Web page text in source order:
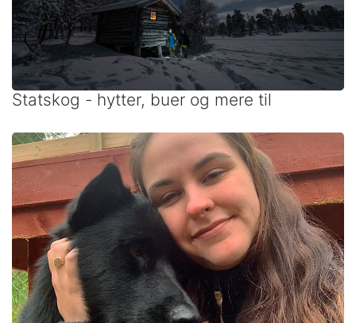
Statskog - hytter, buer og mere til